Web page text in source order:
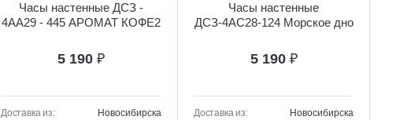
Часы настенные ДСЗ -
4АА29 - 445 АРОМАТ КОФЕ2
5 190 ₽
Доставка из:
Новосибирска
Часы настенные
ДСЗ-4АС28-124 Морское дно
5 190 ₽
Доставка из:
Новосибирска